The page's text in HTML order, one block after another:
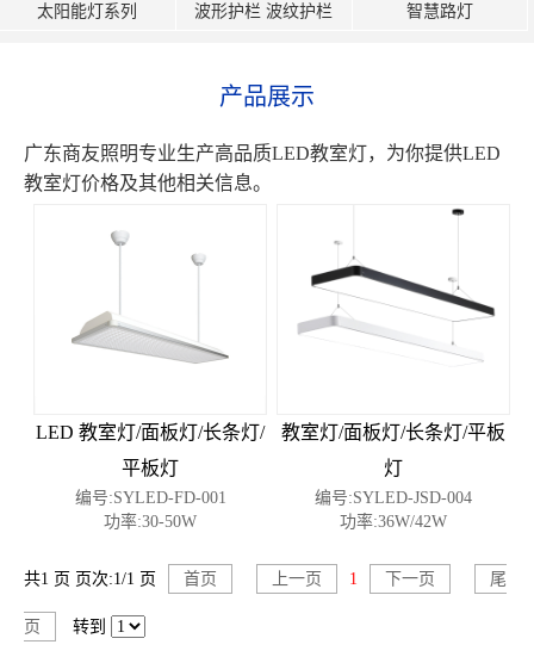
太阳能灯系列 波形护栏 波纹护栏 智慧路灯
产品展示
广东商友照明专业生产高品质LED教室灯，为你提供LED
教室灯价格及其他相关信息。
LED 教室灯/面板灯/长条灯/
平板灯
编号:SYLED-FD-001
功率:30-50W
教室灯/面板灯/长条灯/平板
灯
编号:SYLED-JSD-004
功率:36W/42W
共1 页 页次:1/1 页 首页 上一页 1 下一页 尾
页 转到